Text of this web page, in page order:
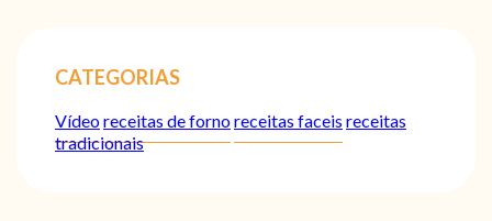
CATEGORIAS
Vídeoreceitas de fornoreceitas faceis receitas
tradicionais